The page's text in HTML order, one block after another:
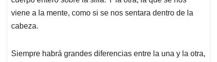
viene a la mente, como si se nos sentara dentro de la
cabeza.
Siempre habrá grandes diferencias entre la una y la otra,